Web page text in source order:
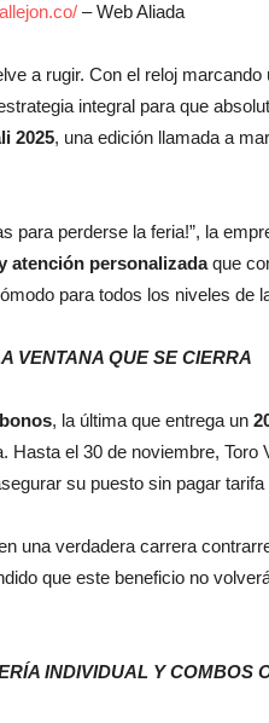
– Web Aliada
a rugir. Con el reloj marcando
integral para que
2025, una edición llamada a
para perderse la feria!”, la
atención personalizadaque
para todos los niveles de
VENTANA QUE SE CIERRA
, la última que entrega un
Hasta el 30 de noviembre, Toro
su puesto sin pagar tarifa
una verdadera carrera
que este beneficio no
INDIVIDUAL Y COMBOS